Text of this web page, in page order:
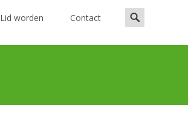
Lid worden Contact